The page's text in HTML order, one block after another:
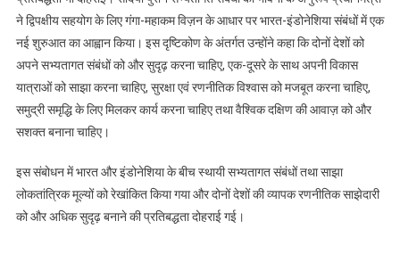
ने द्विपक्षीय सहयोग के लिए गंगा-महाकम विज़न के आधार पर भारत-इंडोनेशिया संबंधों में एक
नई शुरुआत का आह्वान किया। इस दृष्टिकोण के अंतर्गत उन्होंने कहा कि दोनों देशों को
अपने सभ्यतागत संबंधों को और सुदृढ़ करना चाहिए, एक-दूसरे के साथ अपनी विकास
यात्राओं को साझा करना चाहिए, सुरक्षा एवं रणनीतिक विश्वास को मजबूत करना चाहिए,
समुद्री समृद्धि के लिए मिलकर कार्य करना चाहिए तथा वैश्विक दक्षिण की आवाज़ को और
सशक्त बनाना चाहिए।
इस संबोधन में भारत और इंडोनेशिया के बीच स्थायी सभ्यतागत संबंधों तथा साझा
लोकतांत्रिक मूल्यों को रेखांकित किया गया और दोनों देशों की व्यापक रणनीतिक साझेदारी
को और अधिक सुदृढ़ बनाने की प्रतिबद्धता दोहराई गई।